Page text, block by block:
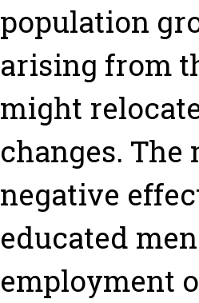
population
arising from
might
changes.
negative
educated
employment